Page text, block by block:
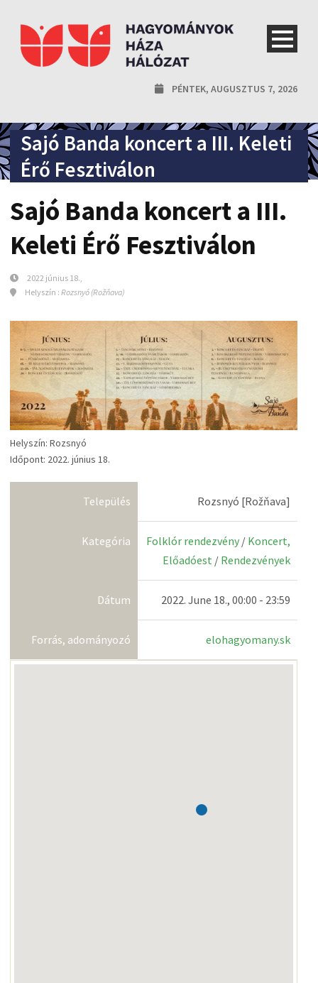
PÉNTEK, AUGUSZTUS 7, 2026
Sajó Banda koncert a III. Keleti
Érő Fesztiválon
Sajó Banda koncert a III.
Keleti Érő Fesztiválon
2022 június 18.,
Helyszín : Rozsnyó (Rožňava)
Helyszín: Rozsnyó
Időpont: 2022. június 18.
Település Rozsnyó [Rožňava]
Kategória Folklór rendezvény / Koncert,
Előadóest / Rendezvények
Dátum 2022. June 18., 00:00 - 23:59
Forrás, adományozó elohagyomany.sk